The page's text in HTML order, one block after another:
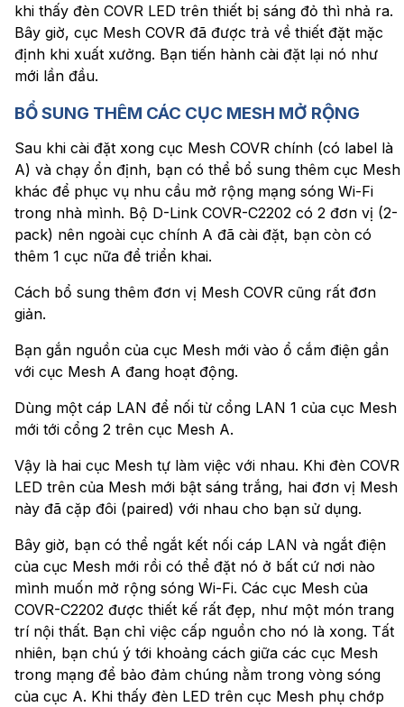
khi thấy đèn COVR LED trên thiết bị sáng đỏ thì nhả ra.
Bây giờ, cục Mesh COVR đã được trả về thiết đặt mặc
định khi xuất xưởng. Bạn tiến hành cài đặt lại nó như
mới lần đầu.
BỔ SUNG THÊM CÁC CỤC MESH MỞ RỘNG
Sau khi cài đặt xong cục Mesh COVR chính (có label là
A) và chạy ổn định, bạn có thể bổ sung thêm cục Mesh
khác để phục vụ nhu cầu mở rộng mạng sóng Wi-Fi
trong nhà mình. Bộ D-Link COVR-C2202 có 2 đơn vị (2-
pack) nên ngoài cục chính A đã cài đặt, bạn còn có
thêm 1 cục nữa để triển khai.
Cách bổ sung thêm đơn vị Mesh COVR cũng rất đơn
giản.
Bạn gắn nguồn của cục Mesh mới vào ổ cắm điện gần
với cục Mesh A đang hoạt động.
Dùng một cáp LAN để nối từ cổng LAN 1 của cục Mesh
mới tới cổng 2 trên cục Mesh A.
Vậy là hai cục Mesh tự làm việc với nhau. Khi đèn COVR
LED trên của Mesh mới bật sáng trắng, hai đơn vị Mesh
này đã cặp đôi (paired) với nhau cho bạn sử dụng.
Bây giờ, bạn có thể ngắt kết nối cáp LAN và ngắt điện
của cục Mesh mới rồi có thể đặt nó ở bất cứ nơi nào
mình muốn mở rộng sóng Wi-Fi. Các cục Mesh của
COVR-C2202 được thiết kế rất đẹp, như một món trang
trí nội thất. Bạn chỉ việc cấp nguồn cho nó là xong. Tất
nhiên, bạn chú ý tới khoảng cách giữa các cục Mesh
trong mạng để bảo đảm chúng nằm trong vòng sóng
của cục A. Khi thấy đèn LED trên cục Mesh phụ chớp